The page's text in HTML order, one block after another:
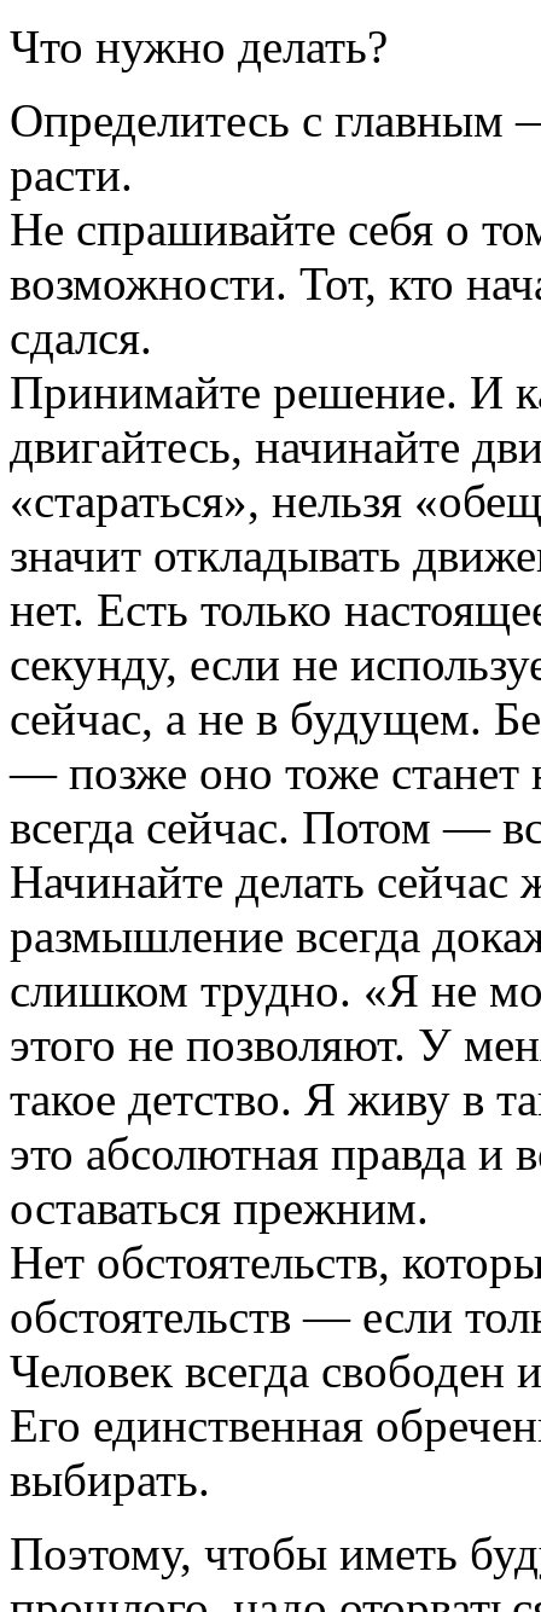
Что нужно делать?
Определитесь с главным
расти.
Не спрашивайте себя о
возможности. Тот, кто
сдался.
Принимайте решение. И
двигайтесь, начинайте
«стараться», нельзя
значит откладывать
нет. Есть только
секунду, если не
сейчас, а не в будущем.
— позже оно тоже станет
всегда сейчас. Потом —
Начинайте делать
размышление всегда
слишком трудно. «Я не
этого не позволяют. У
такое детство. Я живу в
это абсолютная правда и
оставаться прежним.
Нет обстоятельств,
обстоятельств — если
Человек всегда свободен
Его единственная
выбирать.
Поэтому, чтобы иметь